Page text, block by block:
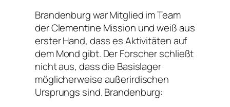
Brandenburg war Mitglied im Team
der Clementine Mission und weiß aus
erster Hand, dass es Aktivitäten auf
dem Mond gibt. Der Forscher schließt
nicht aus, dass die Basislager
möglicherweise außerirdischen
Ursprungs sind. Brandenburg: